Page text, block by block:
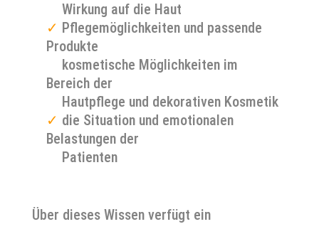
Wirkung auf die Haut
✓ Pflegemöglichkeiten und passende
Produkte
kosmetische Möglichkeiten im
Bereich der
Hautpflege und dekorativen Kosmetik
✓ die Situation und emotionalen
Belastungen der
Patienten
Über dieses Wissen verfügt ein